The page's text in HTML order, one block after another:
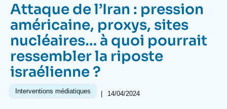
Navigation
principale
L'Ifri
Analyses
À propos de l'Ifri Recherches fréquentes
Attaque de l’Iran : pression
américaine, proxys, sites
nucléaires… à quoi pourrait
ressembler la riposte
israélienne ?
Interventions médiatiques | 14/04/2024